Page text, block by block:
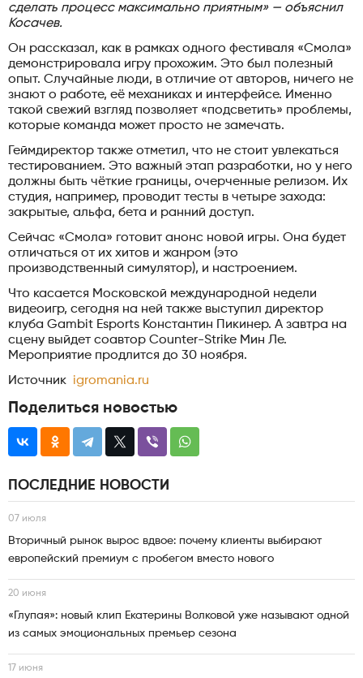
сделать процесс максимально приятным» — объяснил
Косачев.
Он рассказал, как в рамках одного фестиваля «Смола»
демонстрировала игру прохожим. Это был полезный
опыт. Случайные люди, в отличие от авторов, ничего не
знают о работе, её механиках и интерфейсе. Именно
такой свежий взгляд позволяет «подсветить» проблемы,
которые команда может просто не замечать.
Геймдиректор также отметил, что не стоит увлекаться
тестированием. Это важный этап разработки, но у него
должны быть чёткие границы, очерченные релизом. Их
студия, например, проводит тесты в четыре захода:
закрытые, альфа, бета и ранний доступ.
Сейчас «Смола» готовит анонс новой игры. Она будет
отличаться от их хитов и жанром (это
производственный симулятор), и настроением.
Что касается Московской международной недели
видеоигр, сегодня на ней также выступил директор
клуба Gambit Esports Константин Пикинер. А завтра на
сцену выйдет соавтор Counter-Strike Мин Ле.
Мероприятие продлится до 30 ноября.
Источник igromania.ru
Поделиться новостью
ПОСЛЕДНИЕ НОВОСТИ
07 июля
Вторичный рынок вырос вдвое: почему клиенты выбирают
европейский премиум с пробегом вместо нового
20 июня
«Глупая»: новый клип Екатерины Волковой уже называют одной
из самых эмоциональных премьер сезона
17 июня